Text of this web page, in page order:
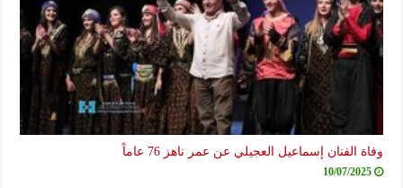
وفاة الفنان إسماعيل العجيلي عن عمر ناهز 76 عاماً
10/07/2025